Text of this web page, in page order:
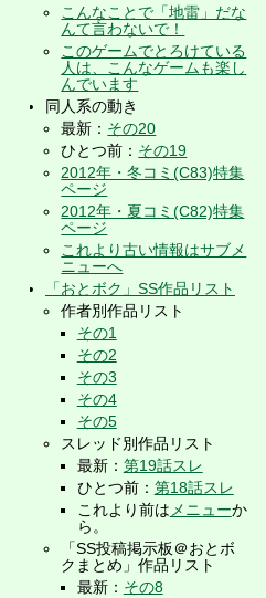
こんなことで「地雷」だな
んて言わないで！
このゲームでとろけている
人は、こんなゲームも楽し
んでいます
同人系の動き
最新： その20
ひとつ前： その19
2012年・冬コミ(C83)特集
ページ
2012年・夏コミ(C82)特集
ページ
これより古い情報はサブメ
ニューへ
「おとボク」SS作品リスト
作者別作品リスト
その1
その2
その3
その4
その5
スレッド別作品リスト
最新： 第19話スレ
ひとつ前： 第18話スレ
これより前は メニューか
ら。
「SS投稿掲示板＠おとボ
クまとめ」作品リスト
最新： その8